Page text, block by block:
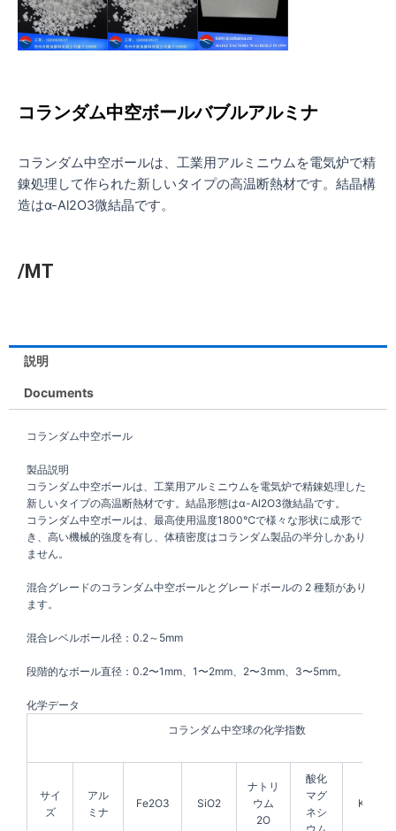
コランダム中空ボールバブルアルミナ
コランダム中空ボールは、工業用アルミニウムを電気炉で精
錬処理して作られた新しいタイプの高温断熱材です。結晶構
造はα-Al2O3微結晶です。
/MT
説明
Documents
コランダム中空ボール
製品説明
コランダム中空ボールは、工業用アルミニウムを電気炉で精錬処理した
新しいタイプの高温断熱材です。結晶形態はα-Al2O3微結晶です。
コランダム中空ボールは、最高使用温度1800℃で様々な形状に成形で
き、高い機械的強度を有し、体積密度はコランダム製品の半分しかあり
ません。
混合グレードのコランダム中空ボールとグレードボールの 2 種類があり
ます。
混合レベルボール径：0.2～5mm
段階的なボール直径：0.2〜1mm、1〜2mm、2〜3mm、3〜5mm。
化学データ
コランダム中空球の化学指数
サイ
ズ
アル
ミナ
Fe2O3 SiO2
ナトリ
ウム
2O
酸化
マグ
ネシ
K2O